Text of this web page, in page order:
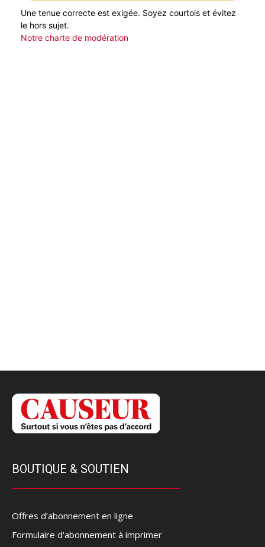
Une tenue correcte est exigée. Soyez courtois et évitez
le hors sujet.
Notre charte de modération
BOUTIQUE & SOUTIEN
Offres d’abonnement en ligne
Formulaire d'abonnement à imprimer